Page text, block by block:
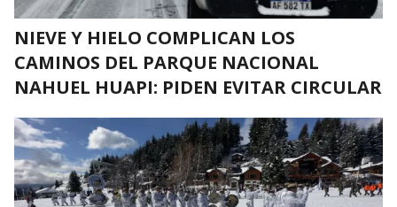
NIEVE Y HIELO COMPLICAN LOS
CAMINOS DEL PARQUE NACIONAL
NAHUEL HUAPI: PIDEN EVITAR CIRCULAR